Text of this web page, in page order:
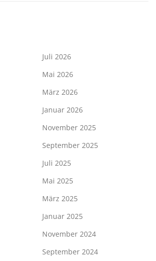
Juli 2026
Mai 2026
März 2026
Januar 2026
November 2025
September 2025
Juli 2025
Mai 2025
März 2025
Januar 2025
November 2024
September 2024